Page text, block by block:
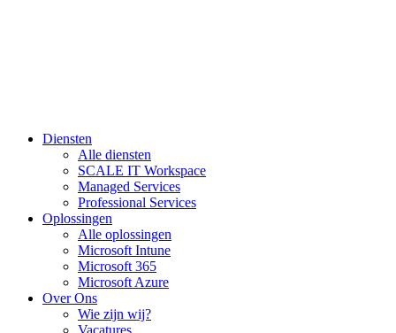
Diensten
Alle diensten
SCALE IT Workspace
Managed Services
Professional Services
Oplossingen
Alle oplossingen
Microsoft Intune
Microsoft 365
Microsoft Azure
Over Ons
Wie zijn wij?
Vacatures